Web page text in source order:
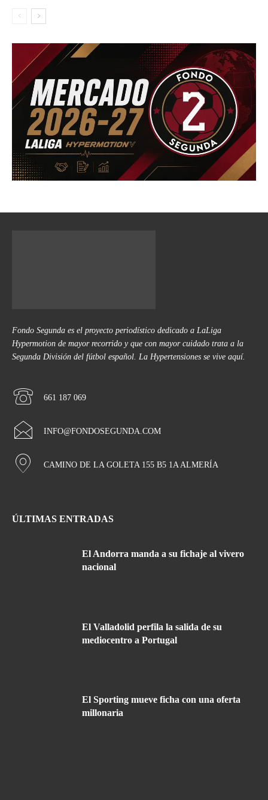
Fondo Segunda es el proyecto periodístico dedicado a LaLiga
Hypermotion de mayor recorrido y que con mayor cuidado trata a la
Segunda División del fútbol español. La Hypertensiones se vive aquí.
661 187 069
INFO@FONDOSEGUNDA.COM
CAMINO DE LA GOLETA 155 B5 1A ALMERÍA
ÚLTIMAS ENTRADAS
El Andorra manda a su fichaje al vivero
nacional
El Valladolid perfila la salida de su
mediocentro a Portugal
El Sporting mueve ficha con una oferta
millonaria